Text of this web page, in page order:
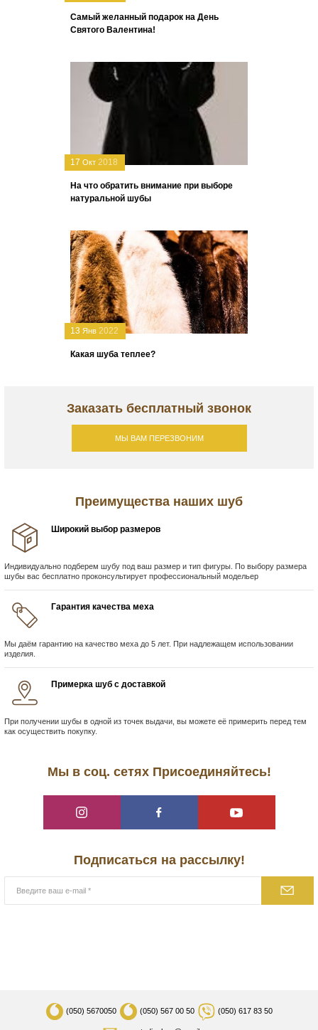
Самый желанный подарок на День
Святого Валентина!
17 Окт 2018
На что обратить внимание при выборе
натуральной шубы
13 Янв 2022
Какая шуба теплее?
Заказать бесплатный звонок
МЫ ВАМ ПЕРЕЗВОНИМ
Преимущества наших шуб
Широкий выбор размеров
Индивидуально подберем шубу под ваш размер и тип фигуры. По выбору размера
шубы вас бесплатно проконсультирует профессиональный модельер
Гарантия качества меха
Мы даём гарантию на качество меха до 5 лет. При надлежащем использовании
изделия.
Примерка шуб с доставкой
При получении шубы в одной из точек выдачи, вы можете её примерить перед тем
как осуществить покупку.
Мы в соц. сетях Присоединяйтесь!
Подписаться на рассылку!
(050) 5670050 (050) 567 00 50 (050) 617 83 50